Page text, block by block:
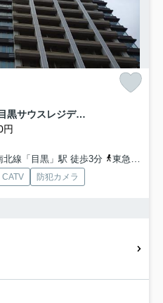
ＢｒｉｌｌｉａＴｏｗｅｒｓ目黒サウスレジデンス
円
北線「目黒」駅 徒歩3分 東急目黒線「目黒」駅 徒歩4分
CATV 防犯カメラ